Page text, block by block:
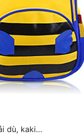
dù, kaki…